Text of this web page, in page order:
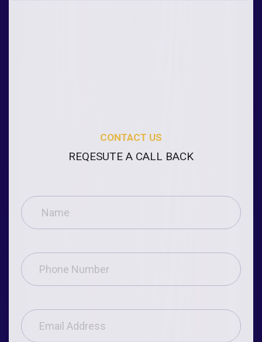
CONTACT US
REQESUTE A CALL BACK